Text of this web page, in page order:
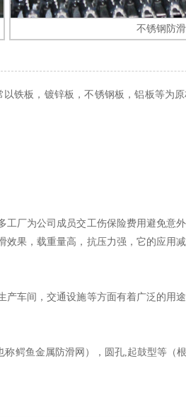
不锈钢防
铁板，镀锌板，不锈钢板，铝板等为
厂为公司成员交工伤保险费用避免意
果，载重量高，抗压力强，它的应用
车间，交通设施等方面有着广泛的用
鳄鱼金属防滑网），圆孔,起鼓型等（